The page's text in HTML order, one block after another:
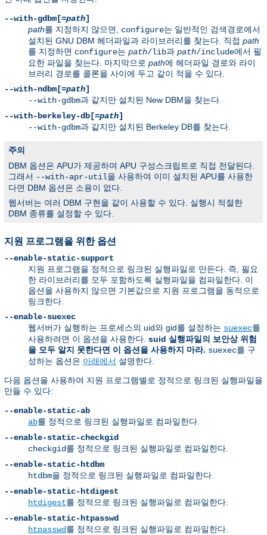
--with-gdbm[=path]
path를 지정하지 않으면, configure는 일반적인 검색경로에서
설치된 GNU DBM 헤더파일과 라이브러리를 찾는다. 직접 path
를 지정하면 configure는 path/lib과 path/include에서 필
요한 파일을 찾는다. 마지막으로 path에 헤더파일 경로와 라이
브러리 경로를 콜론을 사이에 두고 같이 적을 수 있다.
--with-ndbm[=path]
--with-gdbm과 같지만 설치된 New DBM을 찾는다.
--with-berkeley-db[=path]
--with-gdbm과 같지만 설치된 Berkeley DB를 찾는다.
주의
DBM 옵션은 APU가 제공하며 APU 구성스크립트로 직접 전달된다.
그래서 --with-apr-util을 사용하여 이미 설치된 APU를 사용한
다면 DBM 옵션은 소용이 없다.
웹서버는 여러 DBM 구현을 같이 사용할 수 있다. 실행시 적절한
DBM 종류를 설정할 수 있다.
지원 프로그램을 위한 옵션
--enable-static-support
지원 프로그램을 정적으로 링크된 실행파일로 만든다. 즉, 필요
한 라이브러리를 모두 포함하도록 실행파일을 컴파일한다. 이
옵션을 사용하지 않으면 기본값으로 지원 프로그램을 동적으로
링크한다.
--enable-suexec
웹서버가 실행하는 프로세스의 uid와 gid를 설정하는 suexec를
사용하려면 이 옵션을 사용한다. suid 실행파일의 보안상 위험
을 모두 알지 못한다면 이 옵션을 사용하지 마라. suexec를 구
성하는 옵션은 아래에서 설명한다.
다음 옵션을 사용하여 지원 프로그램별로 정적으로 링크된 실행파일을
만들 수 있다:
--enable-static-ab
ab를 정적으로 링크된 실행파일로 컴파일한다.
--enable-static-checkgid
checkgid를 정적으로 링크된 실행파일로 컴파일한다.
--enable-static-htdbm
htdbm을 정적으로 링크된 실행파일로 컴파일한다.
--enable-static-htdigest
htdigest를 정적으로 링크된 실행파일로 컴파일한다.
--enable-static-htpasswd
htpasswd를 정적으로 링크된 실행파일로 컴파일한다.